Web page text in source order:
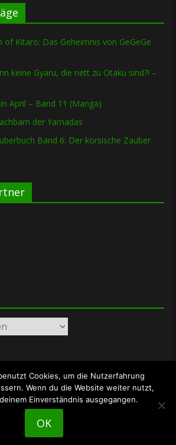
of Kitaro: Das Geheimnis von GeGeGe
keine Gyaru, die nett zu Otaku sind?! –
April – Band 11 (Manga)
der Yamadas
Band 6: Der korsische Zauber
Lost Dungeon. Alle Rechte vorbehalten.
vonThemeGrill. Bereitgestellt von
WordPress
Cookies, um die Nutzerfahrung
Wenn du die Website weiter nutzt,
Einverständnis ausgegangen.
OK